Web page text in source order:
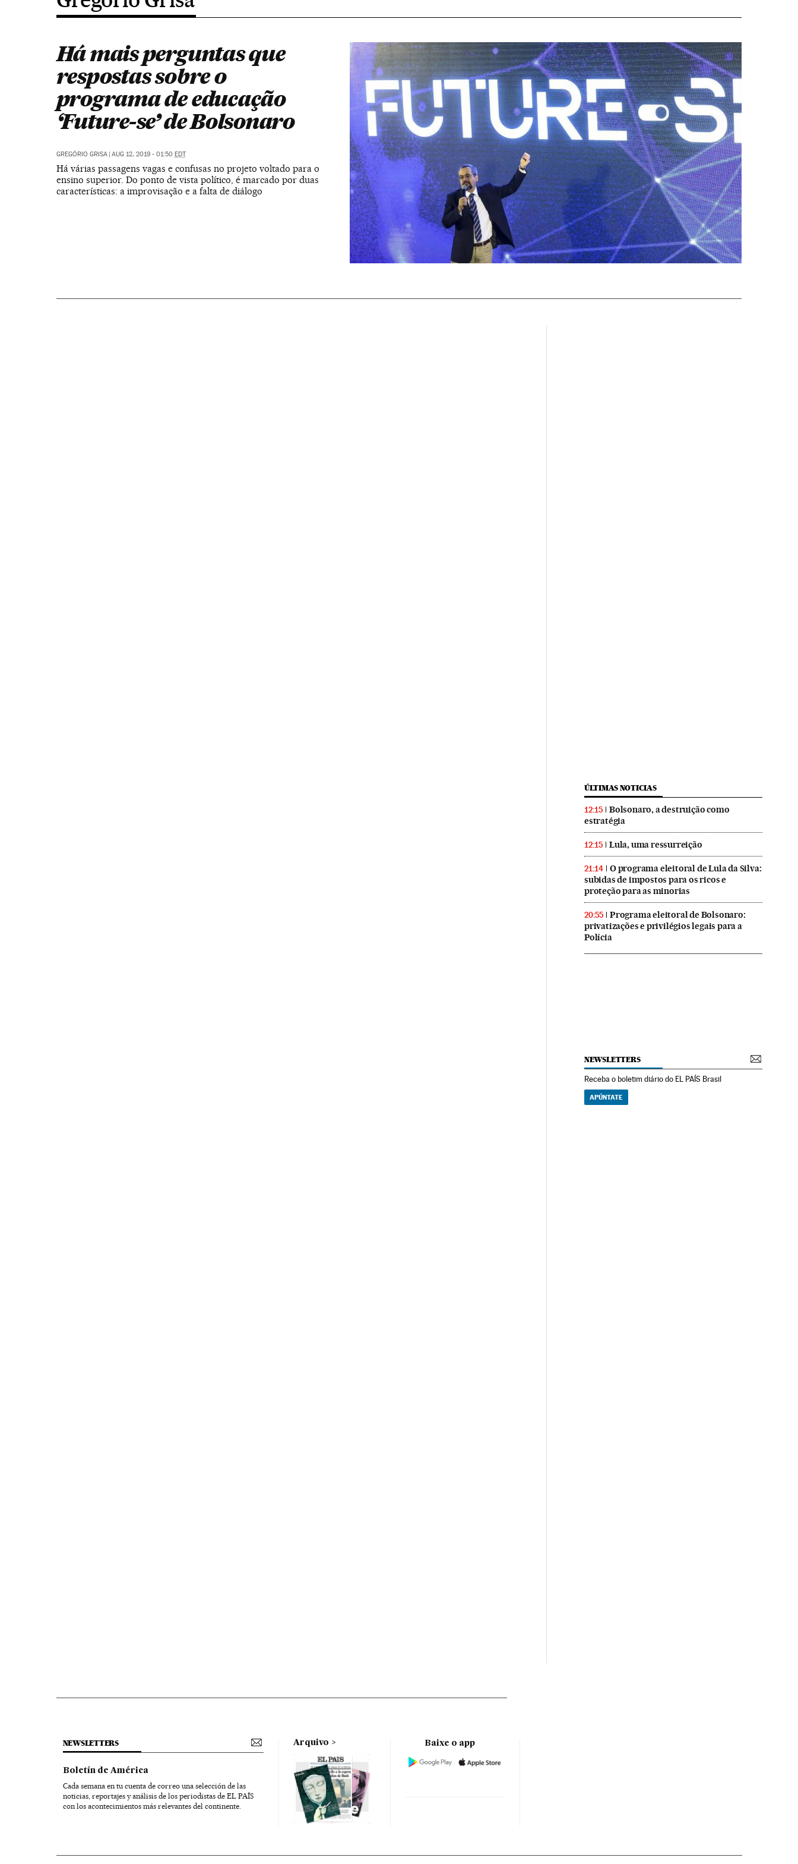
Há mais perguntas que
respostas sobre o
programa de educação
‘Future-se’ de Bolsonaro
GREGÓRIO GRISA | AUG 12, 2019 - 01:50 EDT
Há várias passagens vagas e confusas no projeto voltado para o
ensino superior. Do ponto de vista político, é marcado por duas
características: a improvisação e a falta de diálogo
ÚLTIMAS NOTICIAS
12:15
Bolsonaro, a destruição como
estratégia
12:15 Lula, uma ressurreição
21:14
O programa eleitoral de Lula da Silva:
subidas de impostos para os ricos e
proteção para as minorias
20:55
Programa eleitoral de Bolsonaro:
privatizações e privilégios legais para a
Polícia
NEWSLETTERS
Receba o boletim diário do EL PAÍS Brasil
APÚNTATE
NEWSLETTERS
Boletín de América
Cada semana en tu cuenta de correo una selección de las
noticias, reportajes y análisis de los periodistas de EL PAÍS
con los acontecimientos más relevantes del continente.
Arquivo Baixe o app